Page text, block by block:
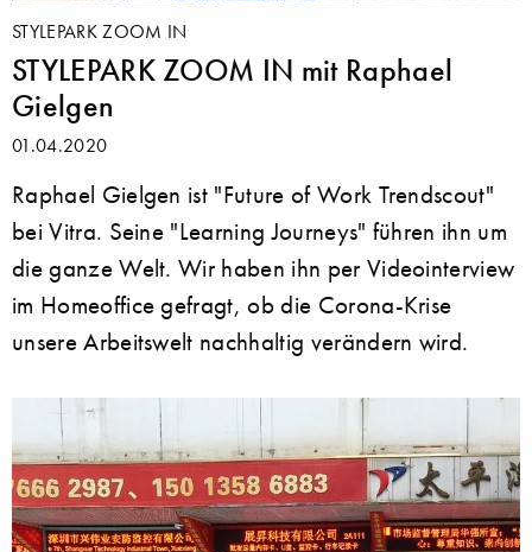
STYLEPARK ZOOM IN
STYLEPARK ZOOM IN mit Raphael
Gielgen
01.04.2020
Raphael Gielgen ist "Future of Work Trendscout"
bei Vitra. Seine "Learning Journeys" führen ihn um
die ganze Welt. Wir haben ihn per Videointerview
im Homeoffice gefragt, ob die Corona-Krise
unsere Arbeitswelt nachhaltig verändern wird.